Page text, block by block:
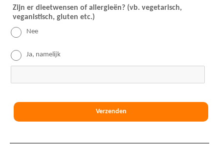
Zijn er dieetwensen of allergieën? (vb. vegetarisch,
veganistisch, gluten etc.)
Nee
Ja, namelijk